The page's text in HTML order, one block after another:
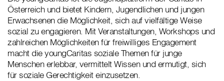
Österreich und bietet Kindern, Jugendlichen und jungen
Erwachsenen die Möglichkeit, sich auf vielfältige Weise
sozial zu engagieren. Mit Veranstaltungen, Workshops und
zahlreichen Möglichkeiten für freiwilliges Engagement
macht die youngCaritas soziale Themen für junge
Menschen erlebbar, vermittelt Wissen und ermutigt, sich
für soziale Gerechtigkeit einzusetzen.